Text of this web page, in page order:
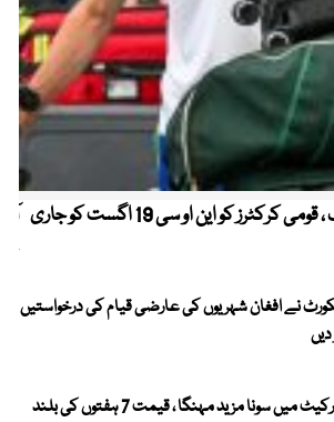
کیریبین پریمیئر لیگ ، قومی کرکٹرز کو این او سی 19 اگست کو جاری
نے افغان شہریوں کی عارضی قیام کی درخواستیں
عالمی مارکیٹ میں سونا مزید مہنگا ، قیمت 7 ہفتوں کی بلند